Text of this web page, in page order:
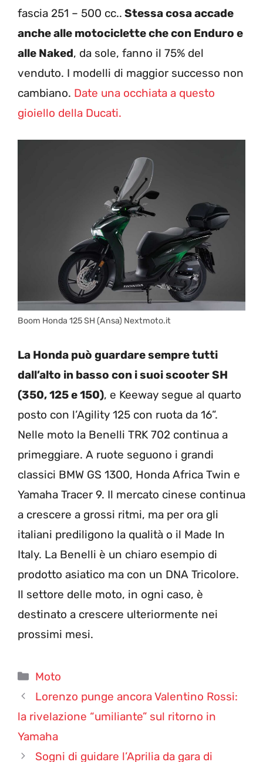
fascia 251 – 500 cc.. Stessa cosa accade
anche alle motociclette che con Enduro e
alle Naked, da sole, fanno il 75% del
venduto. I modelli di maggior successo non
cambiano. Date una occhiata a questo
gioiello della Ducati.
Boom Honda 125 SH (Ansa) Nextmoto.it
La Honda può guardare sempre tutti
dall’alto in basso con i suoi scooter SH
(350, 125 e 150), e Keeway segue al quarto
posto con l’Agility 125 con ruota da 16”.
Nelle moto la Benelli TRK 702 continua a
primeggiare. A ruote seguono i grandi
classici BMW GS 1300, Honda Africa Twin e
Yamaha Tracer 9. Il mercato cinese continua
a crescere a grossi ritmi, ma per ora gli
italiani prediligono la qualità o il Made In
Italy. La Benelli è un chiaro esempio di
prodotto asiatico ma con un DNA Tricolore.
Il settore delle moto, in ogni caso, è
destinato a crescere ulteriormente nei
prossimi mesi.
Categorie
Moto
Lorenzo punge ancora Valentino Rossi:
la rivelazione “umiliante” sul ritorno in
Yamaha
Sogni di guidare l’Aprilia da gara di